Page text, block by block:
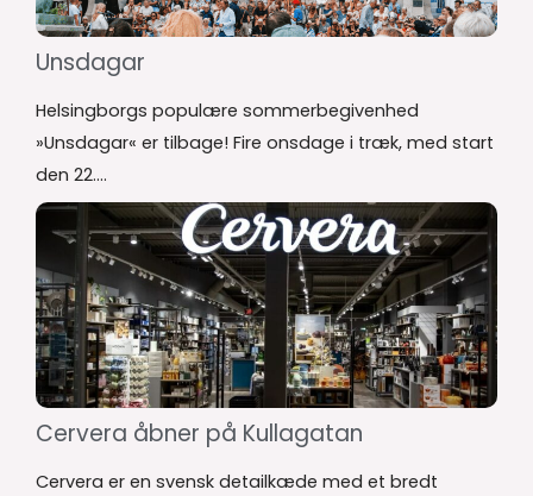
Unsdagar
Helsingborgs populære sommerbegivenhed
»Unsdagar« er tilbage! Fire onsdage i træk, med start
den 22....
Cervera åbner på Kullagatan
Cervera er en svensk detailkæde med et bredt